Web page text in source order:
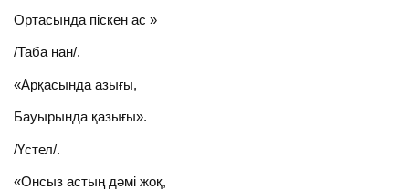
Ортасында піскен ас »
/Таба нан/.
«Арқасында азығы,
Бауырында қазығы».
/Үстел/.
«Онсыз астың дәмі жоқ,